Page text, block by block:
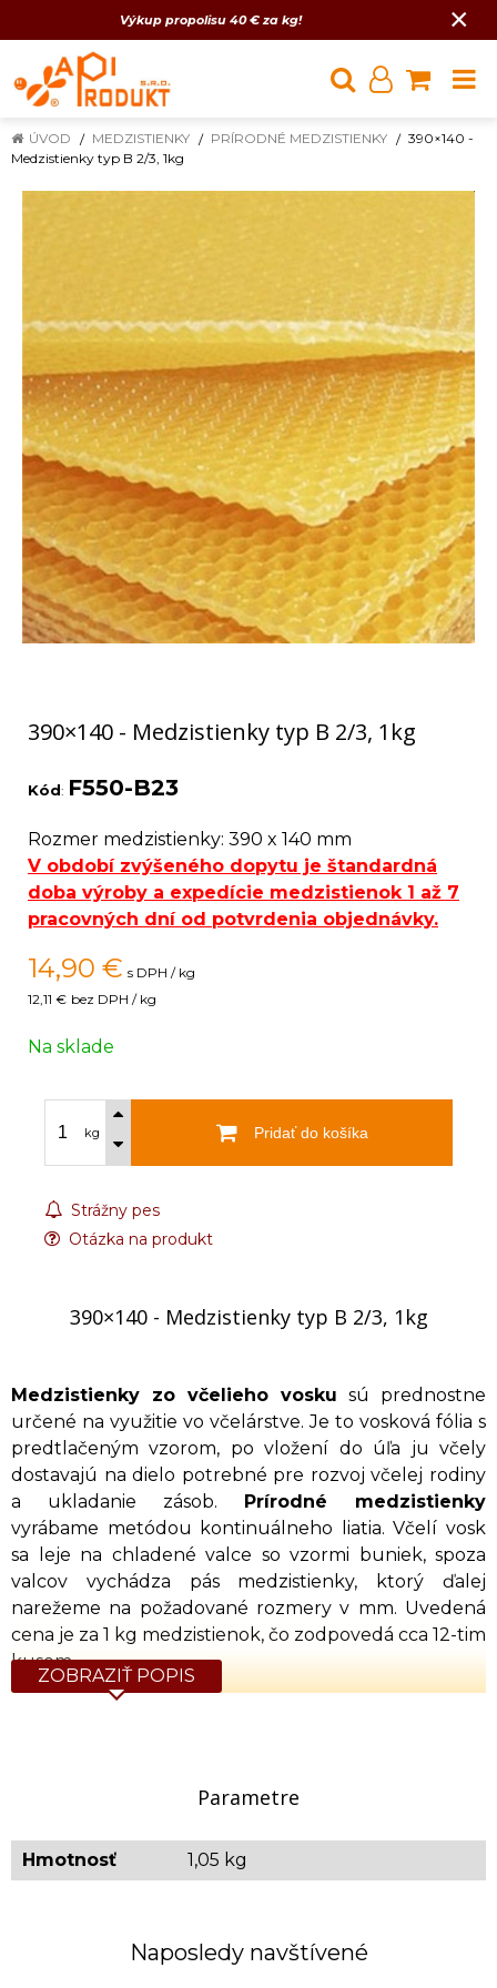
Výkup propolisu 40 € za kg! ×
ÚVOD MEDZISTIENKY PRÍRODNÉ MEDZISTIENKY
390×140 -
Medzistienky typ B 2/3, 1kg
390×140 - Medzistienky typ B 2/3, 1kg
Kód: F550-B23
Rozmer medzistienky: 390 x 140 mm
V období zvýšeného dopytu je štandardná
doba výroby a expedície medzistienok 1 až 7
pracovných dní od potvrdenia objednávky.
14,90 € s DPH / kg
12,11 € bez DPH / kg
Na sklade
kg Pridať do košíka
Strážny pes
Otázka na produkt
390×140 - Medzistienky typ B 2/3, 1kg
Medzistienky zo včelieho vosku sú prednostne
určené na využitie vo včelárstve. Je to vosková fólia s
predtlačeným vzorom, po vložení do úľa ju včely
dostavajú na dielo potrebné pre rozvoj včelej rodiny
a ukladanie zásob. Prírodné medzistienky
vyrábame metódou kontinuálneho liatia. Včelí vosk
sa leje na chladené valce so vzormi buniek, spoza
valcov vychádza pás medzistienky, ktorý ďalej
narežeme na požadované rozmery v mm. Uvedená
cena je za 1 kg medzistienok, čo zodpovedá cca 12-tim
kusom.
podmienky Potravinového kódexu pre potraviny,
cudzorodých látok a rádioaktivita musia mať
podlimitné hodnoty, nesmie obsahovať
nesmie obsahovať choroboplodné zárodky
ZOBRAZIŤ POPIS
Parametre
Hmotnosť 1,05 kg
Naposledy navštívené